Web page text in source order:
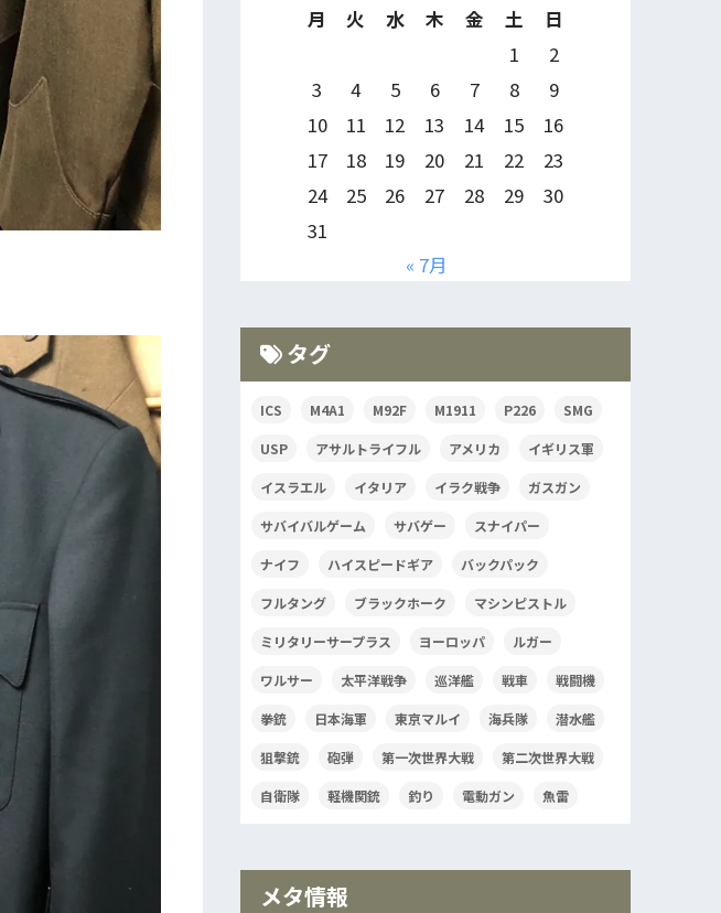
月
火 水 木 金 土
日
1
2
3
4 5 6 7 8
9
10
11 12 13 14 15
16
17
18 19 20 21 22
23
24
25 26 27 28 29
30
31
« 7月
タグ
ICS M4A1 M92F M1911 P226 SMG
USP アサルトライフル アメリカ イギリス軍
イスラエル イタリア イラク戦争 ガスガン
サバイバルゲーム サバゲー スナイパー
ナイフ ハイスピードギア バックパック
フルタング ブラックホーク マシンピストル
ミリタリーサープラス ヨーロッパ ルガー
ワルサー 太平洋戦争 巡洋艦 戦車 戦闘機
拳銃 日本海軍 東京マルイ 海兵隊 潜水艦
狙撃銃 砲弾 第一次世界大戦 第二次世界大戦
自衛隊 軽機関銃 釣り 電動ガン 魚雷
メタ情報